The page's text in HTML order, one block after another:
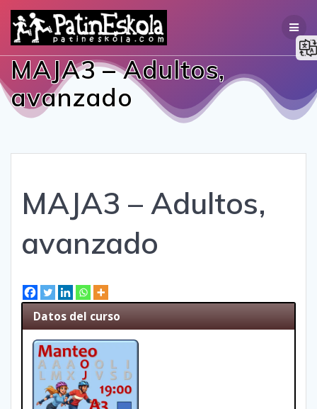
Saltar
contenido
MAJA3 – Adultos,
avanzado
MAJA3 – Adultos,
avanzado
Datos del curso